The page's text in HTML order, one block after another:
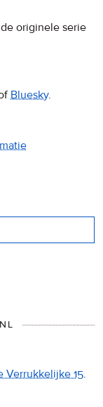
originele serie
Bluesky.
Verrukkelijke 15.